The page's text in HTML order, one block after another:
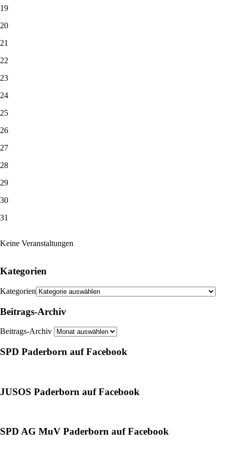
19
20
21
22
23
24
25
26
27
28
29
30
31
Keine Veranstaltungen
Kategorien
Kategorien
Beitrags-Archiv
Beitrags-Archiv
SPD Paderborn auf Facebook
JUSOS Paderborn auf Facebook
SPD AG MuV Paderborn auf Facebook